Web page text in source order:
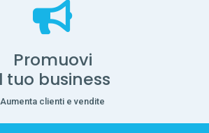
Promuovi
tuo business
Aumenta clienti e vendite